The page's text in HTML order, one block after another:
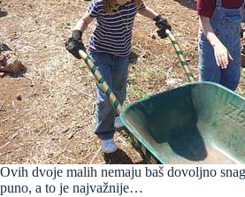
Ovih dvoje malih nemaju baš dovoljno
puno, a to je najvažnije…